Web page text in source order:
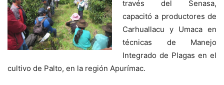
través del Senasa,
capacitó a productores de
Carhuallacu y Umaca en
técnicas de Manejo
Integrado de Plagas en el
cultivo de Palto, en la región Apurímac.